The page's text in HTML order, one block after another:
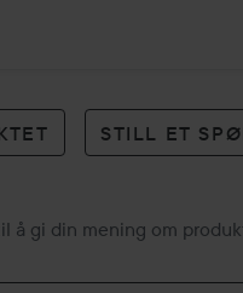
STILL ET
å gi din mening om